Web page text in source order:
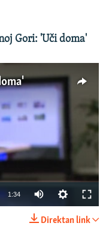
Gori: 'Uči doma'
available
1:34
Direktan link